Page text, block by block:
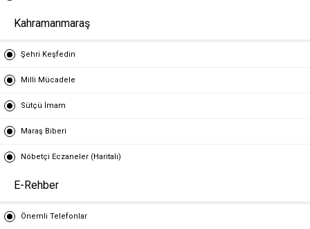
Kahramanmaraş
Şehri Keşfedin
Milli Mücadele
Sütçü İmam
Maraş Biberi
Nöbetçi Eczaneler (Haritalı)
E-Rehber
Önemli Telefonlar